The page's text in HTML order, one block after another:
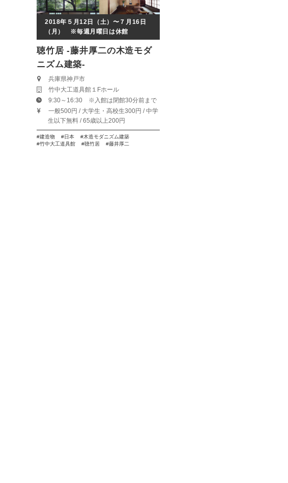
2018年５月12日（土）〜７月16日
（月） ※毎週月曜日は休館
聴竹居 -藤井厚二の木造モダ
ニズム建築-
兵庫県神戸市
竹中大工道具館１Fホール
9:30～16:30 ※入館は閉館30分前まで
一般500円 / 大学生・高校生300円 / 中学
生以下無料 / 65歳以上200円
建造物 日本
木造モダニズム建築
竹中大工道具館
聴竹居 藤井厚二